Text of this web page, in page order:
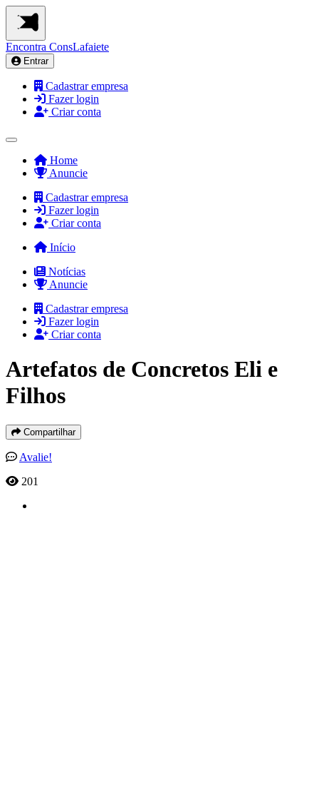
Encontra ConsLafaiete
Entrar
Cadastrar empresa
Fazer login
Criar conta
Home
Anuncie
Cadastrar empresa
Fazer login
Criar conta
Início
Notícias
Anuncie
Cadastrar empresa
Fazer login
Criar conta
Artefatos de Concretos Eli e
Filhos
Compartilhar
Avalie!
201